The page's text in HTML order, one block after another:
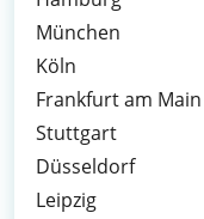
München
Köln
Frankfurt am Main
Stuttgart
Düsseldorf
Leipzig